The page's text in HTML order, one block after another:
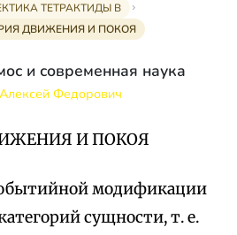
ТЕТРАКТИДЫ В
ДВИЖЕНИЯ И ПОКОЯ
и современная наука
Федорович
И ПОКОЯ
модификации
сущности, т. е.